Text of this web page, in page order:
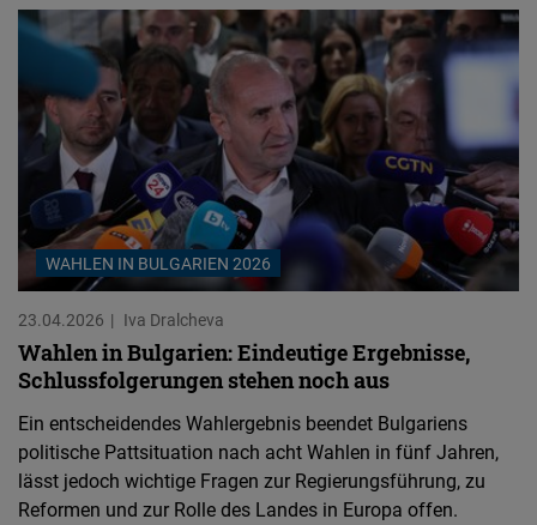
WAHLEN IN BULGARIEN 2026
23.04.2026 Iva Dralcheva
Wahlen in Bulgarien: Eindeutige Ergebnisse,
Schlussfolgerungen stehen noch aus
Ein entscheidendes Wahlergebnis beendet Bulgariens
politische Pattsituation nach acht Wahlen in fünf Jahren,
lässt jedoch wichtige Fragen zur Regierungsführung, zu
Reformen und zur Rolle des Landes in Europa offen.